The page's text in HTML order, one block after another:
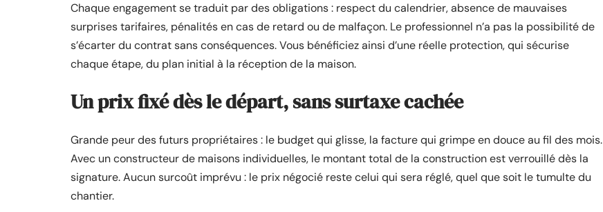
Chaque engagement se traduit par des obligations : respect du calendrier, absence de mauvaises
surprises tarifaires, pénalités en cas de retard ou de malfaçon. Le professionnel n’a pas la possibilité de
s’écarter du contrat sans conséquences. Vous bénéficiez ainsi d’une réelle protection, qui sécurise
chaque étape, du plan initial à la réception de la maison.
Un prix fixé dès le départ, sans surtaxe cachée
Grande peur des futurs propriétaires : le budget qui glisse, la facture qui grimpe en douce au fil des mois.
Avec un constructeur de maisons individuelles, le montant total de la construction est verrouillé dès la
signature. Aucun surcoût imprévu : le prix négocié reste celui qui sera réglé, quel que soit le tumulte du
chantier.